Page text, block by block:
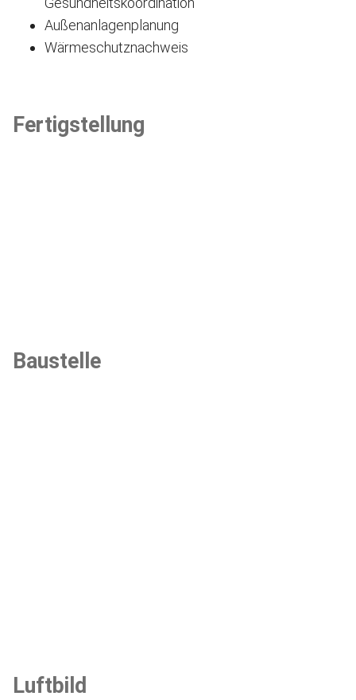
Außenanlagenplanung
Wärmeschutznachweis
Fertigstellung
Baustelle
Luftbild